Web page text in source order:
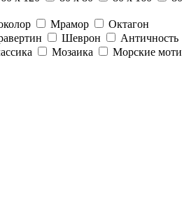
Мрамор
Октагон
Шеврон
Античность
Мозаика Морские